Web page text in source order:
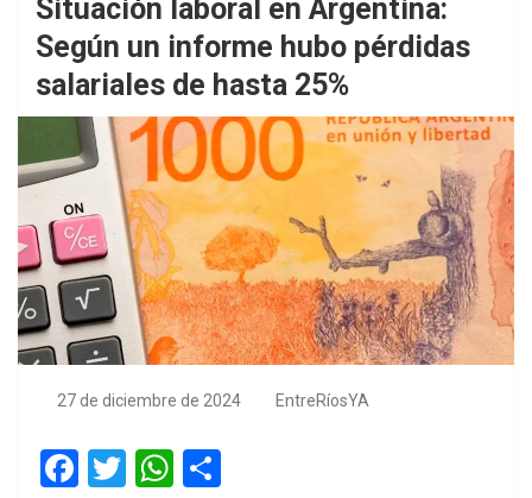
Situación laboral en Argentina:
Según un informe hubo pérdidas
salariales de hasta 25%
27 de diciembre de 2024 EntreRíosYA
F
T
W